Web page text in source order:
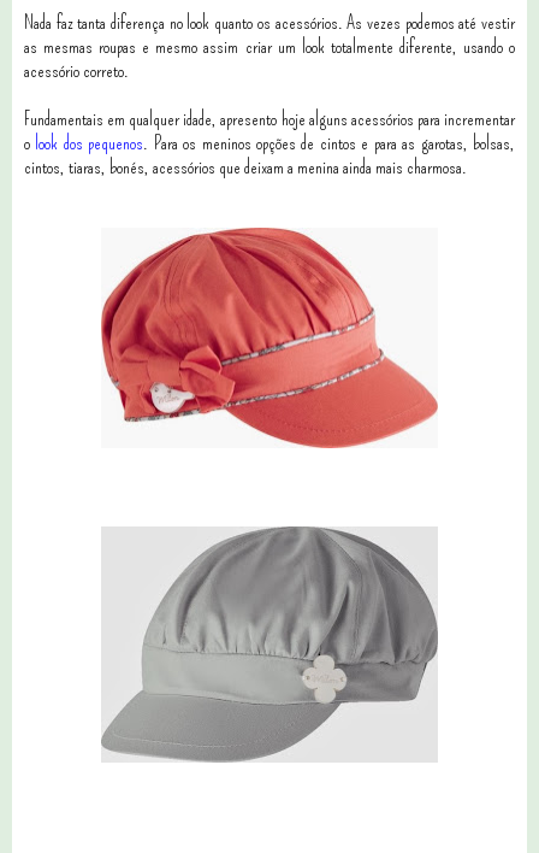
Nada faz tanta diferença no look quanto os acessórios. As vezes podemos até vestir
as mesmas roupas e mesmo assim criar um look totalmente diferente, usando o
acessório correto.
Fundamentais em qualquer idade, apresento hoje alguns acessórios para incrementar
o look dos pequenos. Para os meninos opções de cintos e para as garotas, bolsas,
cintos, tiaras, bonés, acessórios que deixam a menina ainda mais charmosa.